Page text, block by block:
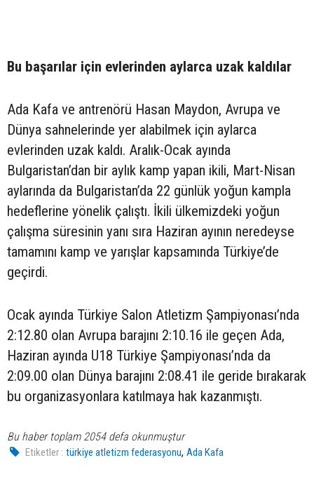
Bu başarılar için evlerinden aylarca uzak kaldılar
Ada Kafa ve antrenörü Hasan Maydon, Avrupa ve
Dünya sahnelerinde yer alabilmek için aylarca
evlerinden uzak kaldı. Aralık-Ocak ayında
Bulgaristan’dan bir aylık kamp yapan ikili, Mart-Nisan
aylarında da Bulgaristan’da 22 günlük yoğun kampla
hedeflerine yönelik çalıştı. İkili ülkemizdeki yoğun
çalışma süresinin yanı sıra Haziran ayının neredeyse
tamamını kamp ve yarışlar kapsamında Türkiye’de
geçirdi.
Ocak ayında Türkiye Salon Atletizm Şampiyonası’nda
2:12.80 olan Avrupa barajını 2:10.16 ile geçen Ada,
Haziran ayında U18 Türkiye Şampiyonası’nda da
2:09.00 olan Dünya barajını 2:08.41 ile geride bırakarak
bu organizasyonlara katılmaya hak kazanmıştı.
Bu haber toplam 2054 defa okunmuştur
Etiketler : türkiye atletizm federasyonu,Ada Kafa